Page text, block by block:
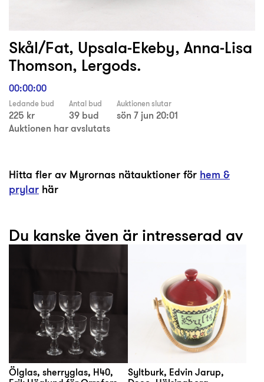
Skål/Fat, Upsala-Ekeby, Anna-Lisa
Thomson, Lergods.
00:00:00
Ledande bud
225 kr
Antal bud
39 bud
Auktionen slutar
sön 7 jun 20:01
Auktionen har avslutats
Hitta fler av Myrornas nätauktioner för hem &
prylar här
Du kanske även är intresserad av
Ölglas, sherryglas, H40, Syltburk, Edvin Jarup,